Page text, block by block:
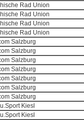
Rad Union
Rad Union
Rad Union
Rad Union
Salzburg
Salzburg
Salzburg
Salzburg
Salzburg
Salzburg
Salzburg
Kiesl
Kiesl